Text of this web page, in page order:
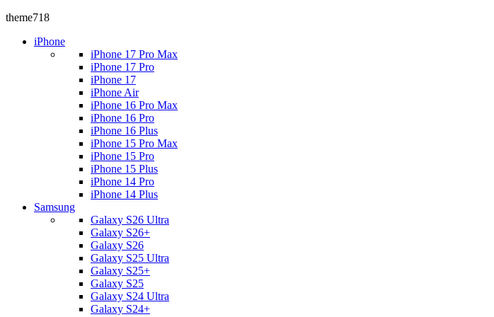
theme718
iPhone
iPhone 17 Pro Max
iPhone 17 Pro
iPhone 17
iPhone Air
iPhone 16 Pro Max
iPhone 16 Pro
iPhone 16 Plus
iPhone 15 Pro Max
iPhone 15 Pro
iPhone 15 Plus
iPhone 14 Pro
iPhone 14 Plus
Samsung
Galaxy S26 Ultra
Galaxy S26+
Galaxy S26
Galaxy S25 Ultra
Galaxy S25+
Galaxy S25
Galaxy S24 Ultra
Galaxy S24+